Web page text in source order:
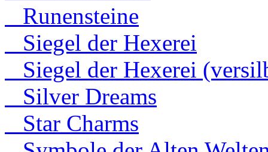
Runensteine
Siegel der Hexerei
Siegel der Hexerei
Silver Dreams
Star Charms